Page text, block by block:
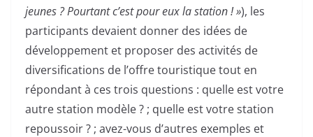
jeunes ? Pourtant c’est pour eux la station ! »), les
participants devaient donner des idées de
développement et proposer des activités de
diversifications de l’offre touristique tout en
répondant à ces trois questions : quelle est votre
autre station modèle ? ; quelle est votre station
repoussoir ? ; avez-vous d’autres exemples et